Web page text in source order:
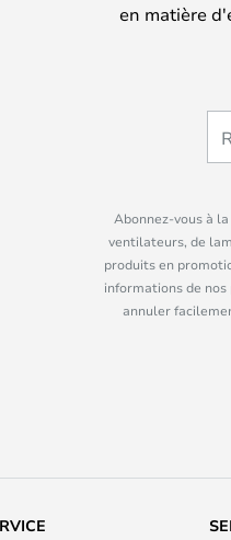
en matière
Abonnez-vous à
ventilateurs, de
produits en
informations de
annuler